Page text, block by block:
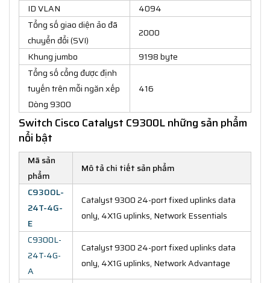
ID VLAN
4094
Tổng số giao diện ảo đã
chuyển đổi (SVI)
2000
Khung jumbo
9198 byte
Tổng số cổng được định
tuyến trên mỗi ngăn xếp
Dòng 9300
416
Switch Cisco Catalyst C9300L những sản phẩm
nổi bật
Mã sản
phẩm
Mô tả chi tiết sản phẩm
C9300L-
24T-4G-
E
Catalyst 9300 24-port fixed uplinks data
only, 4X1G uplinks, Network Essentials
C9300L-
24T-4G-
A
Catalyst 9300 24-port fixed uplinks data
only, 4X1G uplinks, Network Advantage